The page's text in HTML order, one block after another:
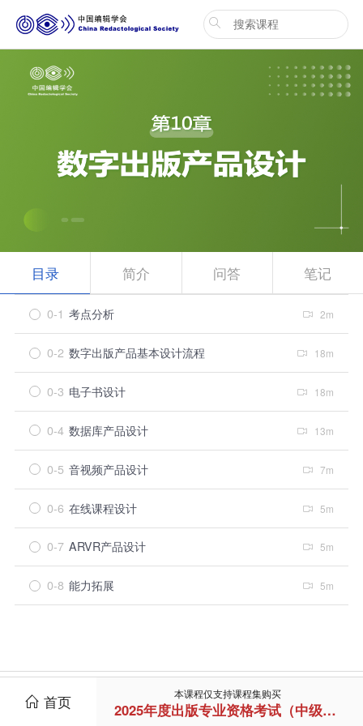
培训介绍 会长寄语 培训通知 登录
目录 简介 问答 笔记
0-1 考点分析 2m
0-2 数字出版产品基本设计流程 18m
0-3 电子书设计 18m
0-4 数据库产品设计 13m
0-5 音视频产品设计 7m
0-6 在线课程设计 5m
0-7 ARVR产品设计 5m
0-8 能力拓展 5m
首页 本课程仅支持课程集购买
2025年度出版专业资格考试（中级强化班）